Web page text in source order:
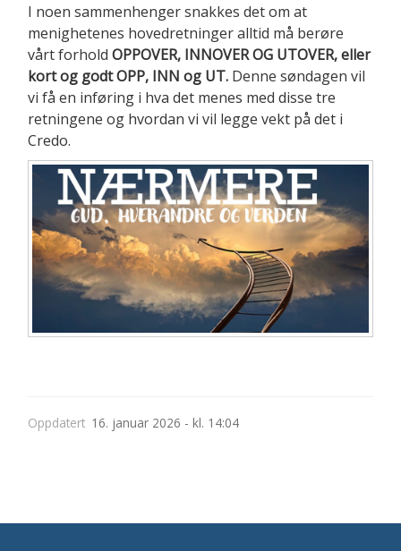
I noen sammenhenger snakkes det om at
menighetenes hovedretninger alltid må berøre
vårt forhold OPPOVER, INNOVER OG UTOVER, eller
kort og godt OPP, INN og UT. Denne søndagen vil
vi få en inføring i hva det menes med disse tre
retningene og hvordan vi vil legge vekt på det i
Credo.
Oppdatert 16. januar 2026 - kl. 14:04